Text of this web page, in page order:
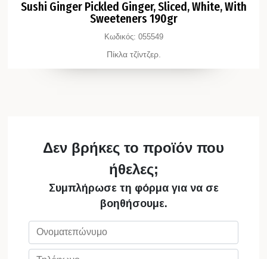
Sushi Ginger Pickled Ginger, Sliced, White, With
Sweeteners 190gr
Κωδικός: 055549
Πίκλα τζίντζερ.
Δεν βρήκες το προϊόν που
ήθελες;
Συμπλήρωσε τη φόρμα για να σε
βοηθήσουμε.